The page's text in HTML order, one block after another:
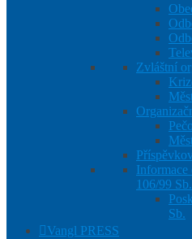
Zvláštní
Informace
106/99 Sb.
Sb.
Vangl PRESS